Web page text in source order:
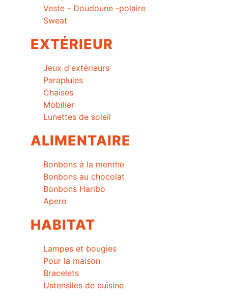
Veste - Doudoune -polaire
Sweat
EXTÉRIEUR
Jeux d'extérieurs
Parapluies
Chaises
Mobilier
Lunettes de soleil
ALIMENTAIRE
Bonbons à la menthe
Bonbons au chocolat
Bonbons Haribo
Apero
HABITAT
Lampes et bougies
Pour la maison
Bracelets
Ustensiles de cuisine